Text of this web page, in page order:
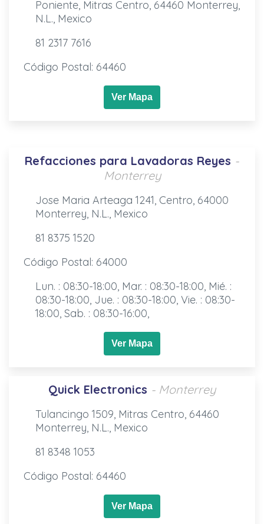
Poniente, Mitras Centro, 64460 Monterrey,
N.L., Mexico
81 2317 7616
Código Postal: 64460
Ver Mapa
Refacciones para Lavadoras Reyes -
Monterrey
Jose Maria Arteaga 1241, Centro, 64000
Monterrey, N.L., Mexico
81 8375 1520
Código Postal: 64000
Lun. : 08:30-18:00, Mar. : 08:30-18:00, Mié. :
08:30-18:00, Jue. : 08:30-18:00, Vie. : 08:30-
18:00, Sab. : 08:30-16:00,
Ver Mapa
Quick Electronics - Monterrey
Tulancingo 1509, Mitras Centro, 64460
Monterrey, N.L., Mexico
81 8348 1053
Código Postal: 64460
Ver Mapa